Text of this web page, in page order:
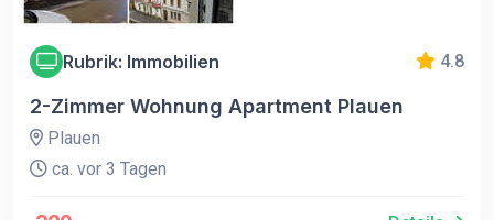
Rubrik: Immobilien 4.8
2-Zimmer Wohnung Apartment Plauen
Plauen
ca. vor 3 Tagen